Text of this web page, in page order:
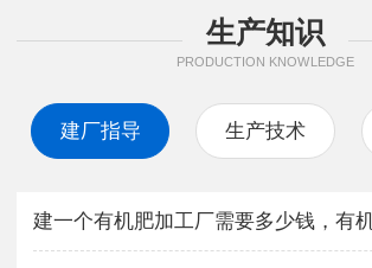
生产知识
PRODUCTION KNOWLEDGE
建厂指导 生产技术